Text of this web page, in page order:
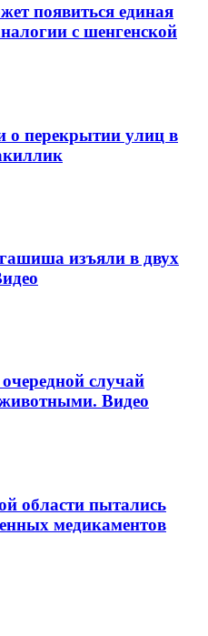
появиться единая
с шенгенской
о перекрытии улиц в
изъяли в двух
случай
Видео
области пытались
медикаментов